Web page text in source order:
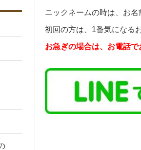
ニックネームの時は、お名
初回の方は、1番気になる
お急ぎの場合は、お電話で